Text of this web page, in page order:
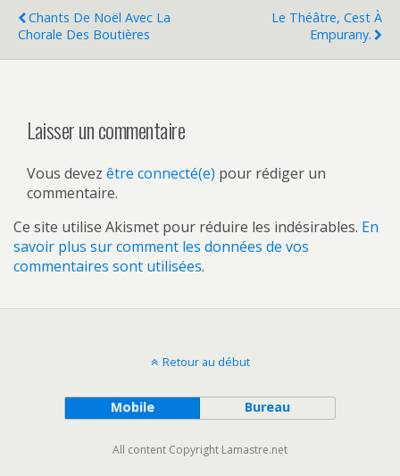
Chants De Noël Avec La
Chorale Des Boutières
Le Théâtre, Cest À
Empurany.
Laisser un commentaire
Vous devez être connecté(e) pour rédiger un
commentaire.
Ce site utilise Akismet pour réduire les indésirables. En
savoir plus sur comment les données de vos
commentaires sont utilisées.
Retour au début
Mobile Bureau
All content Copyright Lamastre.net